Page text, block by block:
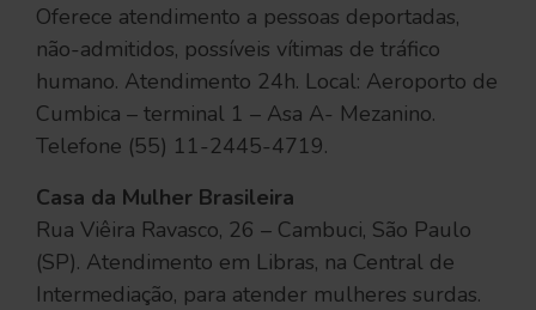
Oferece atendimento a pessoas deportadas,
não-admitidos, possíveis vítimas de tráfico
humano. Atendimento 24h. Local: Aeroporto de
Cumbica – terminal 1 – Asa A- Mezanino.
Telefone (55) 11-2445-4719.
Casa da Mulher Brasileira
Rua Viêira Ravasco, 26 – Cambuci, São Paulo
(SP). Atendimento em Libras, na Central de
Intermediação, para atender mulheres surdas.